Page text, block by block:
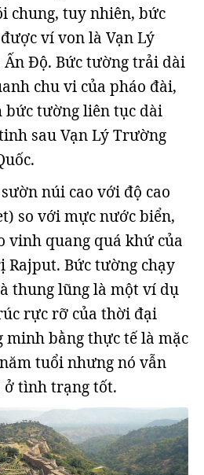
chung, tuy nhiên, bức
ví von là Vạn Lý
Độ. Bức tường trải dài
chu vi của pháo đài,
tường liên tục dài
sau Vạn Lý Trường
núi cao với độ cao
so với mực nước biển,
vinh quang quá khứ của
Bức tường chạy
thung lũng là một ví dụ
rực rỡ của thời đại
minh bằng thực tế là mặc
tuổi nhưng nó vẫn
ở tình trạng tốt.